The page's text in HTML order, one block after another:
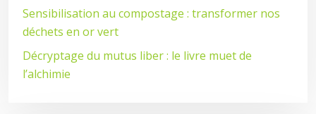
Sensibilisation au compostage : transformer nos
déchets en or vert
Décryptage du mutus liber : le livre muet de
l’alchimie